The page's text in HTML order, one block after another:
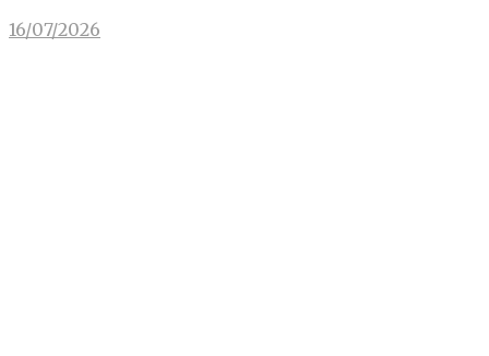
16/07/2026